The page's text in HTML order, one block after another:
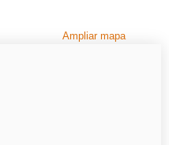
Ampliar mapa